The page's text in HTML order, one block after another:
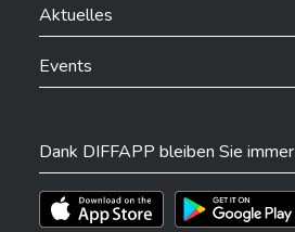
Aktuelles
Events
Dank DIFFAPP bleiben Sie
Téléchargez l'app sur l'App Store
Téléchargez